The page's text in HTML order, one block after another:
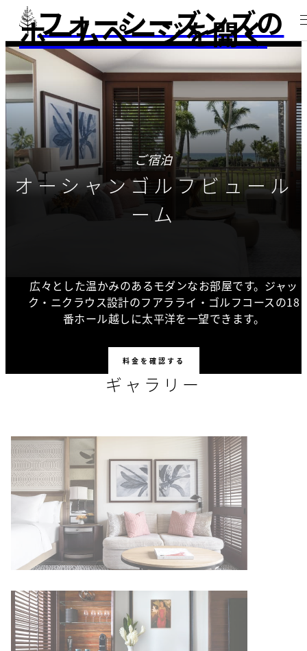
フォーシーズンズの
ホームページを開く
ご宿泊
オーシャンゴルフビュール
ーム
広々とした温かみのあるモダンなお部屋です。ジャッ
ク・ニクラウス設計のフアラライ・ゴルフコースの18
番ホール越しに太平洋を一望できます。
料金を確認する
ギャラリー